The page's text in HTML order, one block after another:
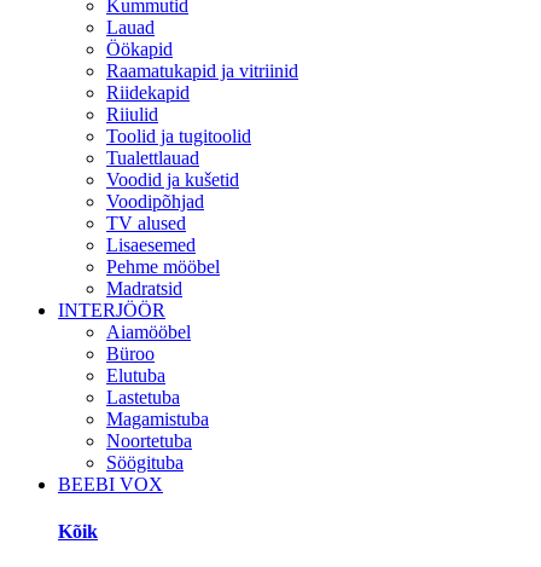
Kummutid
Lauad
Öökapid
Raamatukapid ja vitriinid
Riidekapid
Riiulid
Toolid ja tugitoolid
Tualettlauad
Voodid ja kušetid
Voodipõhjad
TV alused
Lisaesemed
Pehme mööbel
Madratsid
INTERJÖÖR
Aiamööbel
Büroo
Elutuba
Lastetuba
Magamistuba
Noortetuba
Söögituba
BEEBI VOX
Kõik